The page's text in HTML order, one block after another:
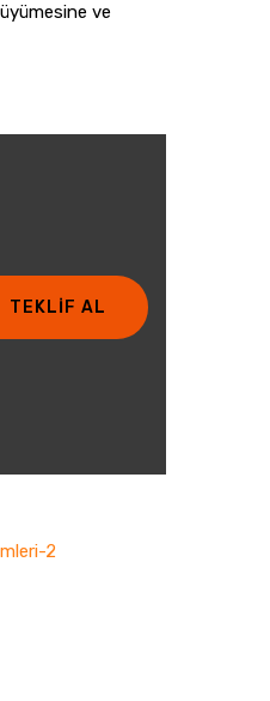
ve
TEKLİF AL